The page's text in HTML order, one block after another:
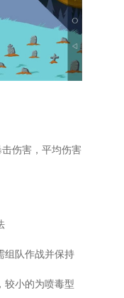
伤害，平均伤害
组队作战并保持
较小的为喷毒型